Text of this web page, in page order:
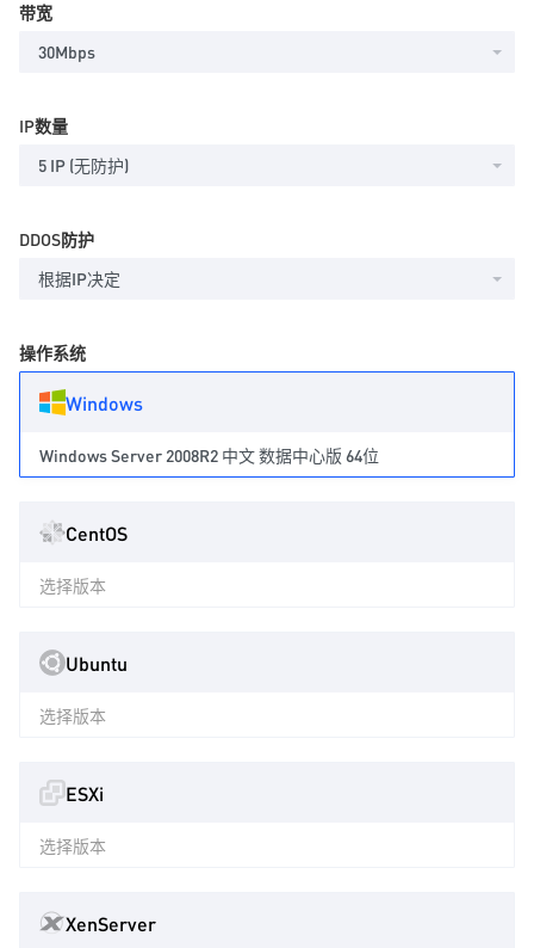
带宽
30Mbps
IP数量
5 IP (无防护)
DDOS防护
根据IP决定
操作系统
Windows
Windows Server 2008R2 中文 数据中心版 64位
CentOS
选择版本
Ubuntu
选择版本
ESXi
选择版本
XenServer